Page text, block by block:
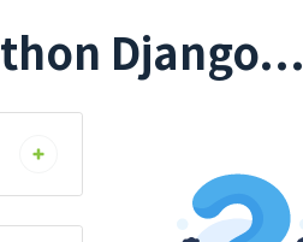
Django...